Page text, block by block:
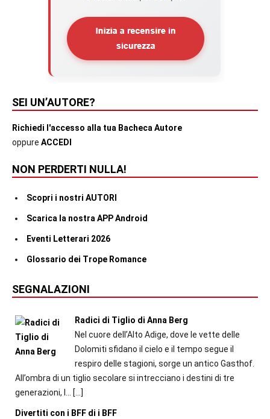
SEI UN’AUTORE?
Richiedi l'accesso alla tua Bacheca Autore
oppure ACCEDI
NON PERDERTI NULLA!
Scopri i nostri AUTORI
Scarica la nostra APP Android
Eventi Letterari 2026
Glossario dei Trope Romance
SEGNALAZIONI
Radici di Tiglio di Anna Berg
Nel cuore dell’Alto Adige, dove le vette delle
Dolomiti sfidano il cielo e il tempo segue il
respiro delle stagioni, sorge un antico Gasthof.
All’ombra di un tiglio secolare si intrecciano i destini di tre
generazioni, l...
[…]
Divertiti con i BFF di i BFF